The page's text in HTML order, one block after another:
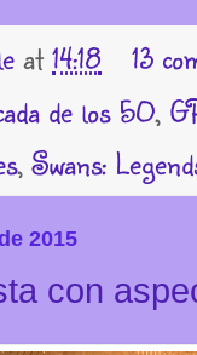
at 14:18
13
de los 50,
, Swans:
2015
con